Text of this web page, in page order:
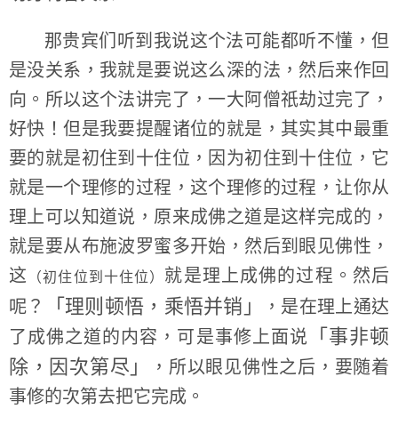
那贵宾们听到我说这个法可能都听不懂，但
是没关系，我就是要说这么深的法，然后来作回
向。所以这个法讲完了，一大阿僧祇劫过完了，
好快！但是我要提醒诸位的就是，其实其中最重
要的就是初住到十住位，因为初住到十住位，它
就是一个理修的过程，这个理修的过程，让你从
理上可以知道说，原来成佛之道是这样完成的，
就是要从布施波罗蜜多开始，然后到眼见佛性，
这
（初住位到十住位） 就是理上成佛的过程。然后
呢？
「理则顿悟，乘悟并销」
，是在理上通达
了成佛之道的内容，可是事修上面说
「事非顿
除，因次第尽」
，所以眼见佛性之后，要随着
事修的次第去把它完成。